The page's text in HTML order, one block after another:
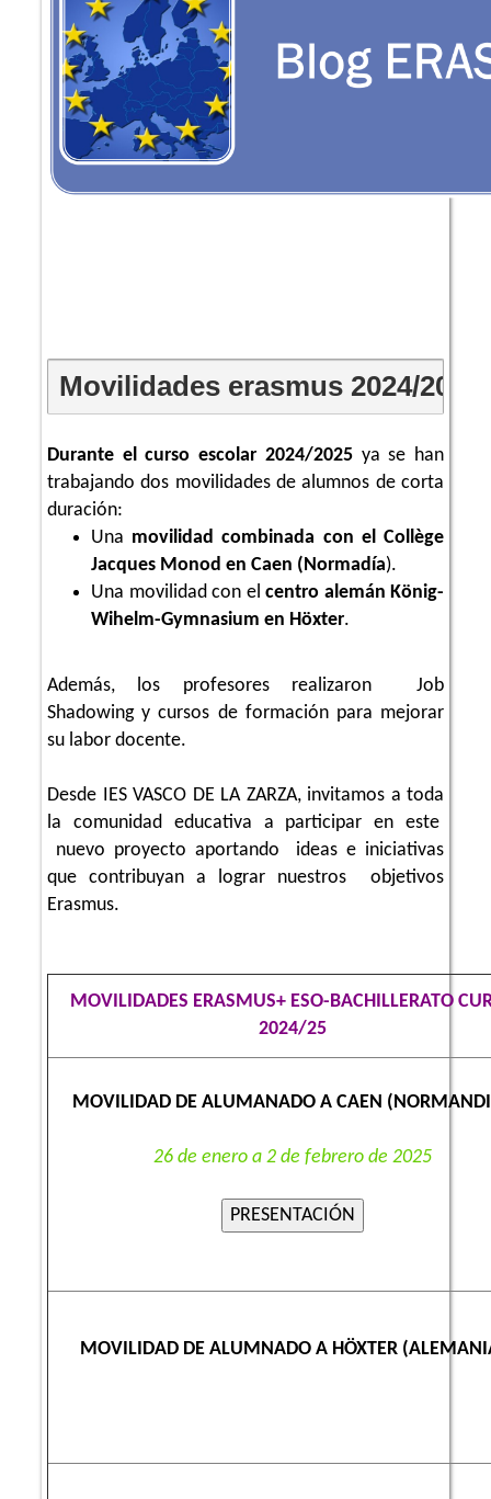
Movilidades erasmus 2024/2025
Durante el curso escolar 2024/2025ya se han
trabajando dos movilidades de alumnos de corta
duración:
Una movilidad combinada con el Collège
Jacques Monod en Caen (Normadía).
Una movilidad con el centro alemán König-
Wihelm-Gymnasium en Höxter.
Además, los profesores realizaron Job
Shadowing y cursos de formación para mejorar
su labor docente.
Desde IES VASCO DE LA ZARZA, invitamos a toda
la comunidad educativa a participar en este
nuevo proyecto aportando ideas e iniciativas
que contribuyan a lograr nuestros objetivos
Erasmus.
MOVILIDADES ERASMUS+ ESO-BACHILLERATO
2024/25
MOVILIDAD DE ALUMANADO A CAEN
26 de enero a 2 de febrero de 2025
MOVILIDAD DE ALUMNADO A HÖXTER